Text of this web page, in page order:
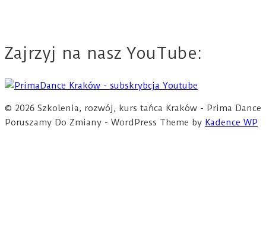
Zajrzyj na nasz YouTube:
© 2026 Szkolenia, rozwój, kurs tańca Kraków - Prima Dance
Poruszamy Do Zmiany - WordPress Theme by Kadence WP